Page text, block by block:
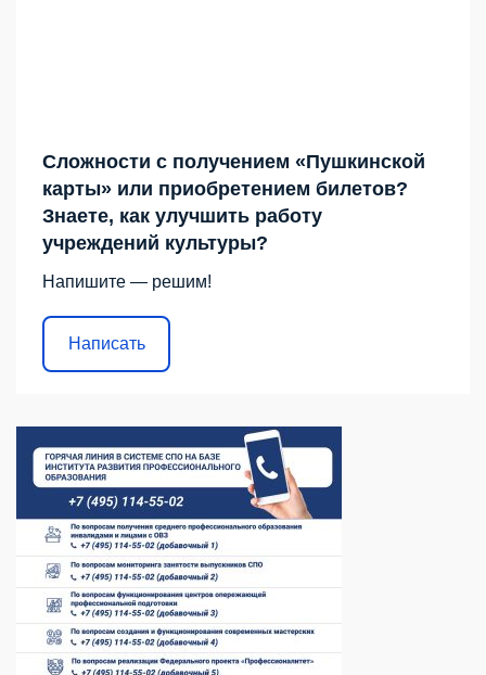
Сложности с получением «Пушкинской
карты» или приобретением билетов?
Знаете, как улучшить работу
учреждений культуры?
Напишите — решим!
Написать